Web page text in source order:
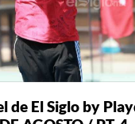
de El Siglo by